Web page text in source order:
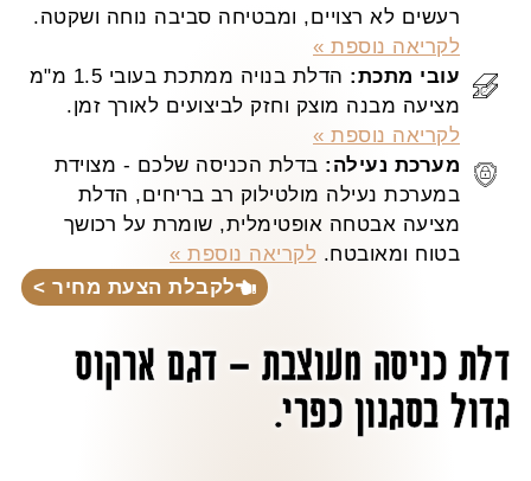
רעשים לא רצויים, ומבטיחה סביבה נוחה ושקטה.
לקריאה נוספת »
עובי מתכת:
הדלת בנויה ממתכת בעובי 1.5 מ"מ
מציעה מבנה מוצק וחזק לביצועים לאורך זמן.
לקריאה נוספת »
מערכת נעילה: בדלת הכניסה שלכם - מצוידת
במערכת נעילה מולטילוק רב בריחים, הדלת
מציעה אבטחה אופטימלית, שומרת על רכושך
בטוח ומאובטח. לקריאה נוספת »
לקבלת הצעת מחיר >
דלת כניסה מעוצבת – דגם ארקוס
גדול בסגנון כפרי.